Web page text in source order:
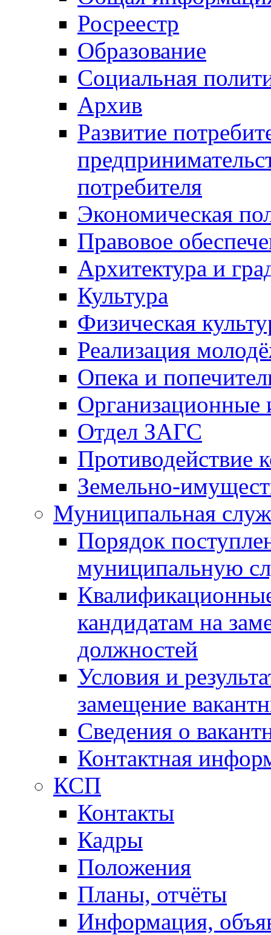
Росреестр
Образование
Социальная
Архив
Развитие
потребителя
Экономическая
Правовое
Архитектура и
Культура
Физическая
Реализация
Опека и
Отдел ЗАГС
Противодействие
Земельно-
Муниципальная
Порядок
муниципальную
кандидатам на
должностей
Условия и
замещение
Сведения о
Контактная
КСП
Контакты
Кадры
Положения
Планы, отчёты
Информация,